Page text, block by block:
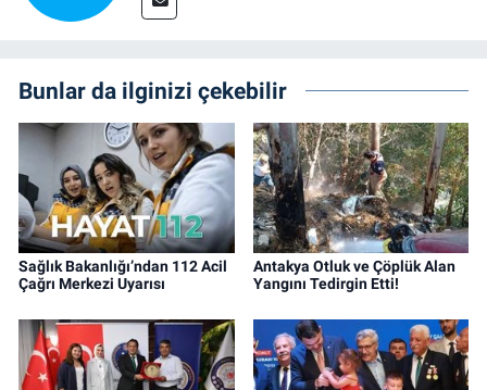
Bunlar da ilginizi çekebilir
Sağlık Bakanlığı’ndan 112 Acil
Çağrı Merkezi Uyarısı
Antakya Otluk ve Çöplük Alan
Yangını Tedirgin Etti!